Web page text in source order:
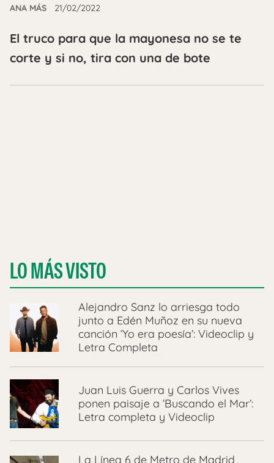
ANA MÁS 21/02/2022
El truco para que la mayonesa no se te
corte y si no, tira con una de bote
LO MÁS VISTO
Alejandro Sanz lo arriesga todo
junto a Edén Muñoz en su nueva
canción ‘Yo era poesía’: Videoclip y
Letra Completa
Juan Luis Guerra y Carlos Vives
ponen paisaje a ‘Buscando el Mar’:
Letra completa y Videoclip
La Línea 6 de Metro de Madrid